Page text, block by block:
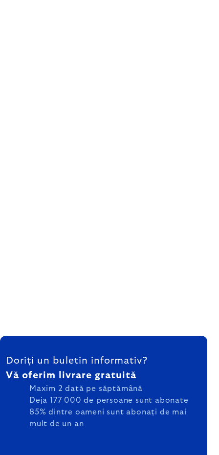
SUBSOL
Doriți un buletin informativ?
Vă oferim livrare gratuită
Maxim 2 dată pe săptămână
Deja 177 000 de persoane sunt abonate
85% dintre oameni sunt abonați de mai
mult de un an